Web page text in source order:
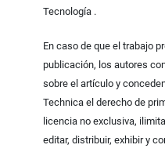
Tecnología .
En caso de que el trabajo
publicación, los autores
sobre el artículo y
Technica el derecho de
licencia no exclusiva,
editar, distribuir, exhibir y